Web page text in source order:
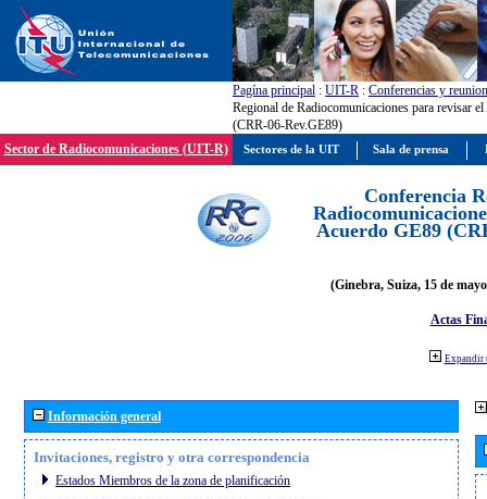
Pagína principal : UIT-R : Conferencias y
Regional de Radiocomunicaciones para revisar
(CRR-06-Rev.GE89)
Sector de Radiocomunicaciones (UIT-R)
Conferencia
Acuerdo GE89
(Ginebra, Suiza, 15 de
Actas
Expandir
Información general
Invitaciones, registro y otra correspondencia
Estados Miembros de la zona de planificación
Sectores de la UIT Sala de prensa